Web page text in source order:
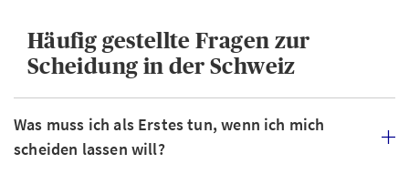
Häufig gestellte Fragen zur
Scheidung in der Schweiz
Was muss ich als Erstes tun, wenn ich mich
scheiden lassen will?